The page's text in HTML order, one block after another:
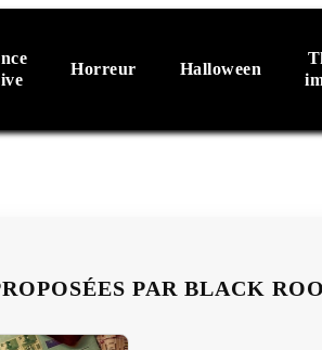
Horreur Halloween
PAR BLACK